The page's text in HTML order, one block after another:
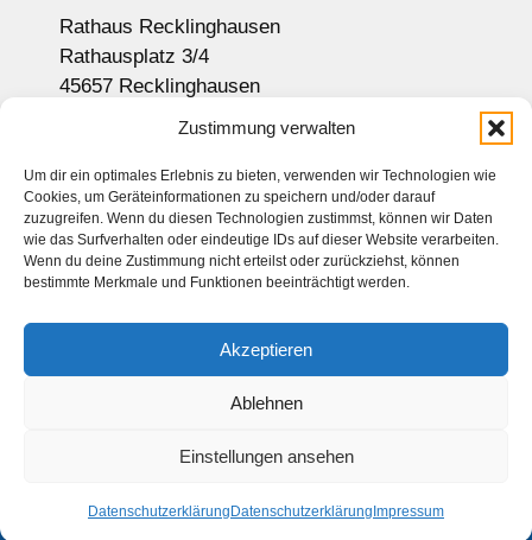
Zustimmung verwalten
Um dir ein optimales Erlebnis zu bieten, verwenden wir Technologien wie
Cookies, um Geräteinformationen zu speichern und/oder darauf
zuzugreifen. Wenn du diesen Technologien zustimmst, können wir Daten
wie das Surfverhalten oder eindeutige IDs auf dieser Website verarbeiten.
Wenn du deine Zustimmung nicht erteilst oder zurückziehst, können
bestimmte Merkmale und Funktionen beeinträchtigt werden.
Akzeptieren
Ablehnen
Einstellungen ansehen
Datenschutzerklärung Datenschutzerklärung Impressum
Rathaus Recklinghausen
Rathausplatz 3/4
45657 Recklinghausen
Newsletter
Sitemap
Haftungsausschluss
© 2026 Seniorenbeirat Recklinghausen. Alle Rechte vorbehalten